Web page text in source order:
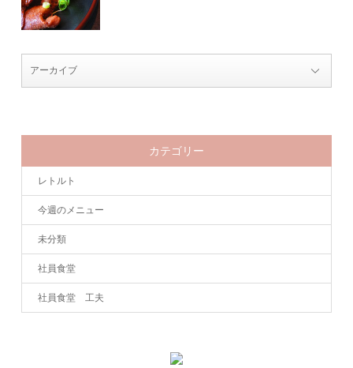
カテゴリー
レトルト
今週のメニュー
未分類
社員食堂
社員食堂 工夫